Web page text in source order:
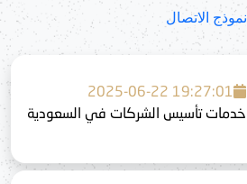
نموذج الاتصال
2025-06-22 19:27:01
خدمات تأسيس الشركات في السعودية